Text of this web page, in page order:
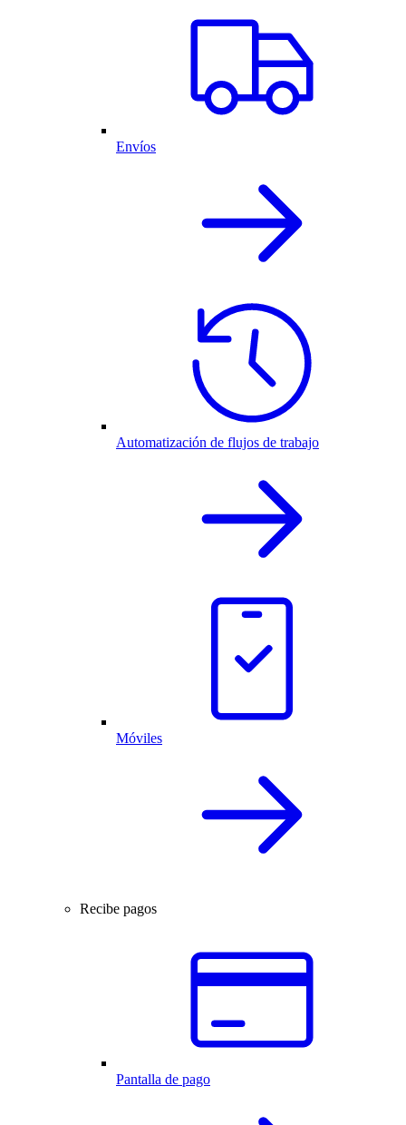
Envíos
Automatización de flujos de trabajo
Móviles
Recibe pagos
Pantalla de pago